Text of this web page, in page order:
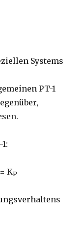
Systems
PT-1
= KP